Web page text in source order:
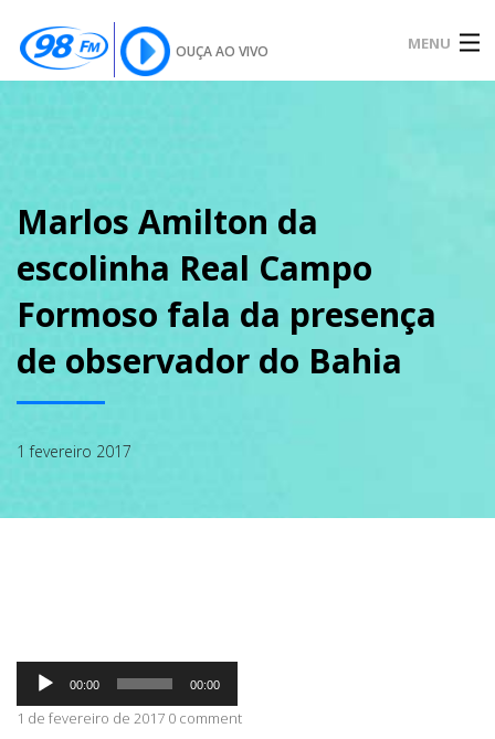
OUÇA AO VIVO MENU
SOBRE
PODCAST
GALERIA
Marlos Amilton da
escolinha Real Campo
Formoso fala da presença
de observador do Bahia
1 fevereiro 2017
Tocador
áudio
00:00 00:00
1 de fevereiro de 2017 0 comment